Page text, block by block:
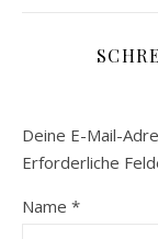
Deine E-Mail-
Erforderliche
Name *